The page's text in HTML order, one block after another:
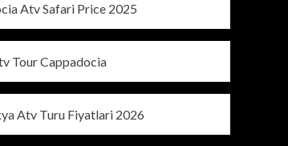
Atv Safari Price 2025
Tour Cappadocia
Atv Turu Fiyatlari 2026